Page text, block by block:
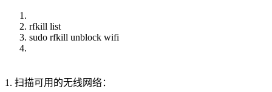
rfkill list
sudo rfkill unblock wifi
1. 扫描可用的无线网络：